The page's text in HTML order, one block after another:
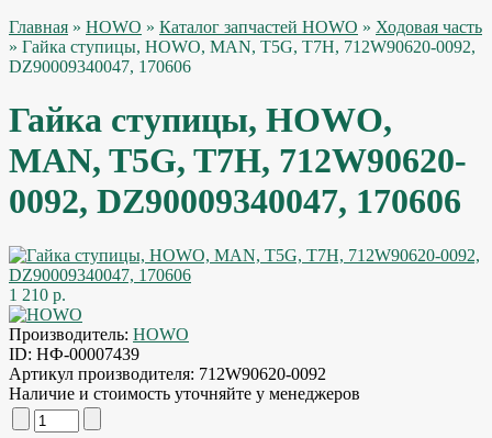
Главная » HOWO » Каталог запчастей HOWO » Ходовая часть
» Гайка ступицы, HOWO, MAN, T5G, T7H, 712W90620-0092,
DZ90009340047, 170606
Гайка ступицы, HOWO,
MAN, T5G, T7H, 712W90620-
0092, DZ90009340047, 170606
1 210 р.
Производитель: HOWO
ID: НФ-00007439
Артикул производителя: 712W90620-0092
Наличие и стоимость уточняйте у менеджеров